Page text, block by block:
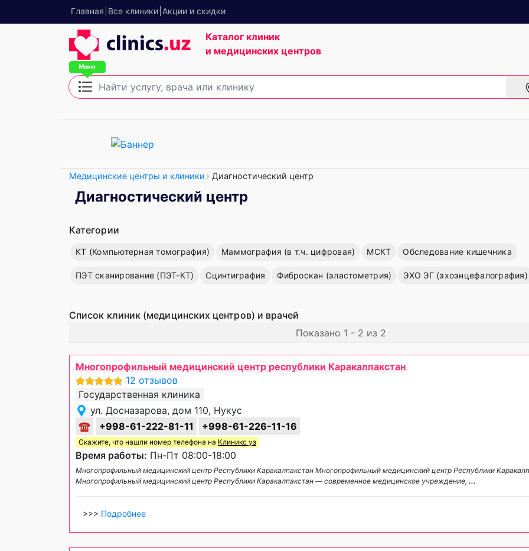
Главная Все клиники Акции и скидки
Каталог клиник
и медицинских центров
Медицинские центры и клиники Диагностический центр
Диагностический центр
Категории
КТ (Компьютерная томография) Маммография (в т.ч. цифровая) МСКТ Обследование кишечника
ПЭТ сканирование (ПЭТ-КТ) Сцинтиграфия Фиброскан (эластометрия) ЭХО ЭГ (эхоэнцефалография)
Список клиник (медицинских центров) и врачей
Показано 1 - 2 из 2
Многопрофильный медицинский центр республики Каракалпакстан
12 отзывов
Государственная клиника
ул. Досназарова, дом 110, Нукус
☎
+998-61-222-81-11 +998-61-226-11-16
Скажите, что нашли номер телефона на Клиникс уз
Время работы: Пн-Пт 08:00-18:00
Многопрофильный медицинский центр Республики Каракалпакстан Многопрофильный медицинский центр Республики
Многопрофильный медицинский центр Республики Каракалпакстан — современное медицинское учреждение, ...
>>> Подробнее